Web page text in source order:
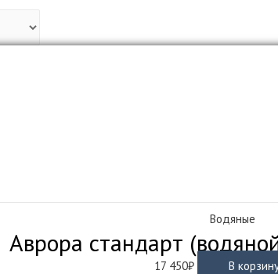
Водяные
Аврора стандарт
17 450₽ В